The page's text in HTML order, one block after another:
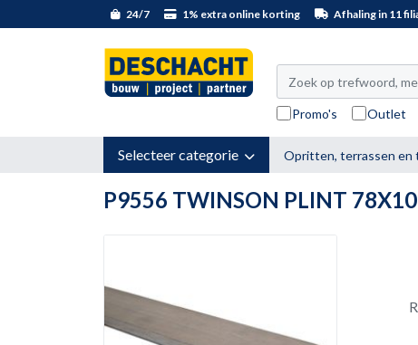
24/7 1% extra online korting Afhaling in 11
Promo's Outlet
Selecteer categorie Opritten, terrassen en
P9556 TWINSON PLINT